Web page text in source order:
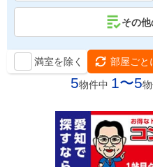
その
満室を除く 部屋ごと
5物件中 1〜5